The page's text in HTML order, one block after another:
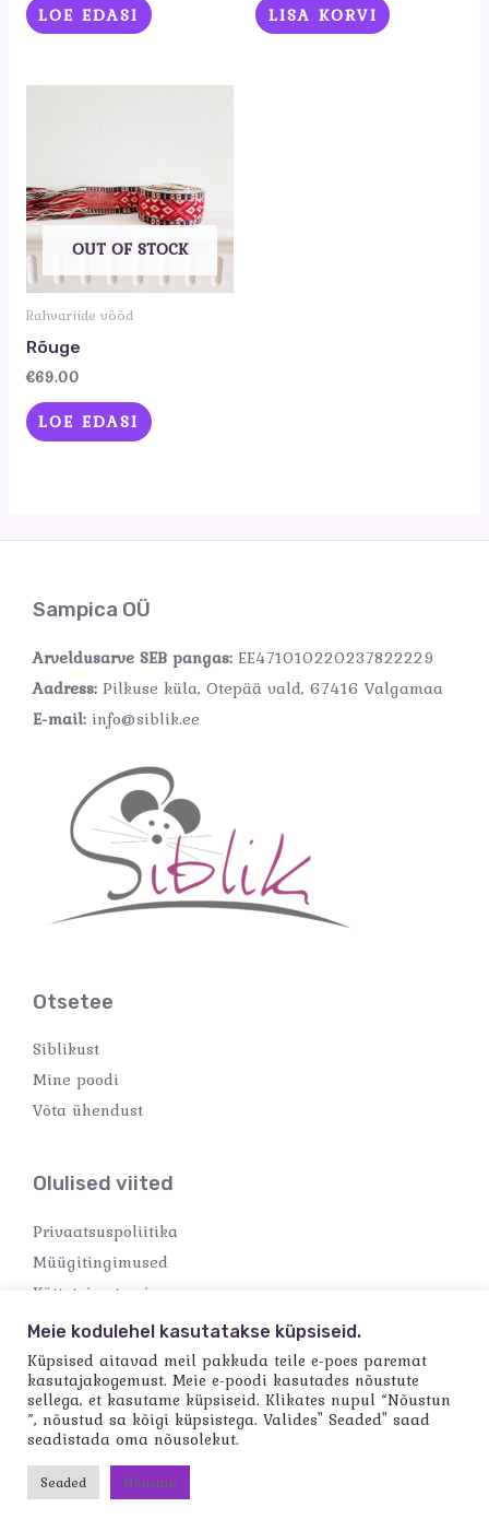
LOE EDASI LISA KORVI
OUT OF STOCK
Rahvariide vööd
Rõuge
€69.00
LOE EDASI
Sampica OÜ
Arveldusarve SEB pangas: EE471010220237822229
Aadress: Pilkuse küla, Otepää vald, 67416 Valgamaa
E-mail: info@siblik.ee
Otsetee
Siblikust
Mine poodi
Võta ühendust
Olulised viited
Privaatsuspoliitika
Müügitingimused
Kättetoimetamine
Makseviisid
Copyright © 2026 Käsitööpood Siblik
Powered by Käsitööpood Siblik
Meie kodulehel kasutatakse küpsiseid.
Küpsised aitavad meil pakkuda teile e-poes paremat
kasutajakogemust. Meie e-poodi kasutades nõustute
sellega, et kasutame küpsiseid. Klikates nupul “Nõustun
”, nõustud sa kõigi küpsistega. Valides" Seaded" saad
seadistada oma nõusolekut.
Seaded Nõustun